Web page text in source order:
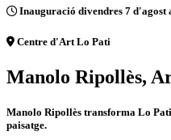
Inauguració divendres 7 d'agost
Centre d'Art Lo Pati
Manolo Ripollès,
Manolo Ripollès transforma Lo
paisatge.